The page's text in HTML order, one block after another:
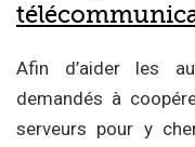
Afin d’aider les
demandés à
serveurs pour y